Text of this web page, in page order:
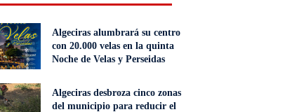
Algeciras alumbrará su centro
con 20.000 velas en la quinta
Noche de Velas y Perseidas
Algeciras desbroza cinco zonas
del municipio para reducir el